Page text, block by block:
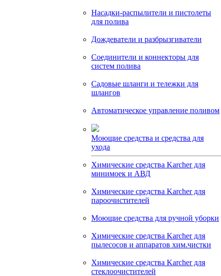
Насадки-распылители и пистолеты
для полива
Дождеватели и разбрызгиватели
Соединители и коннекторы для
систем полива
Садовые шланги и тележки для
шлангов
Автоматическое управление поливом
Моющие средства и средства для
ухода
Химические средства Karcher для
минимоек и АВД
Химические средства Karcher для
пароочистителей
Моющие средства для ручной уборки
Химические средства Karcher для
пылесосов и аппаратов хим.чистки
Химические средства Karcher для
стеклоочистителей